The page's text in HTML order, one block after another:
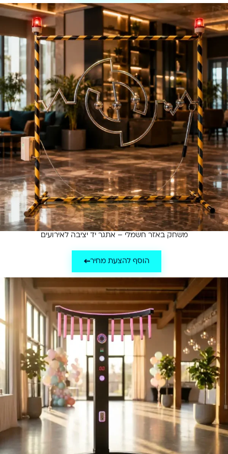
משחק באזר חשמלי – אתגר יד יציבה לאירועים
הוסף להצעת מחיר